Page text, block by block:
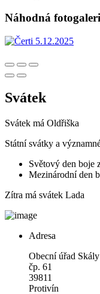
Náhodná
Svátek
Svátek má Oldřiška
Státní svátky a
Světový den boje
Mezinárodní den
Zítra má svátek Lada
Adresa
Obecní úřad Skály
čp. 61
39811
Protivín